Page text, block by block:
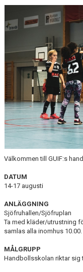
DOKUMENT
FRITIDSKORTET
MATERIALINKÖP
TOLK
NATTVANDRING
Välkommen till GUIF:s
DATUM
14-17 augusti
ANLÄGGNING
Sjöfruhallen/Sjöfruplan
Ta med kläder/utrustning
samlas alla inomhus 10.00.
MÅLGRUPP
Handbollsskolan riktar sig